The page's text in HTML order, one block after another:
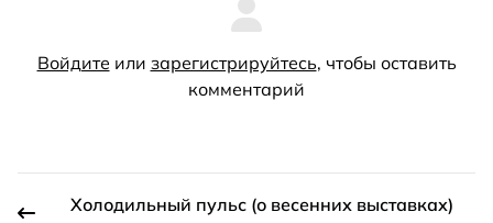
Войдите или зарегистрируйтесь, чтобы оставить
комментарий
Холодильный пульс (о весенних выставках)